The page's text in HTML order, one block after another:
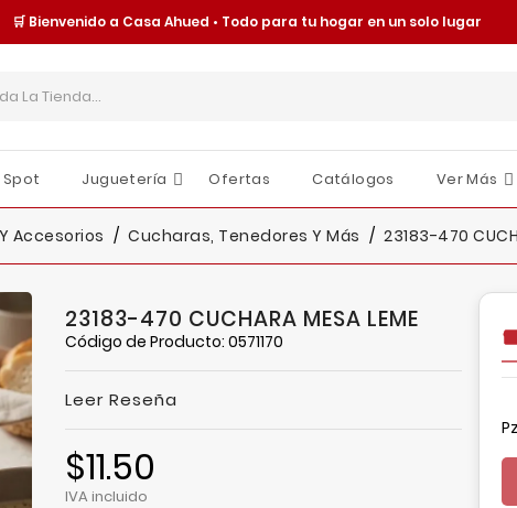
🛒 Bienvenido a Casa Ahued • Todo para tu hogar en un solo lugar
Spot Juguetería Ofertas Catálogos Ver Más
Accesorios Cucharas, Tenedores Y Más 23183-470
23183-470 CUCHARA MESA LEME
Código de Producto: 0571170
Leer Reseña
$11.50
IVA incluido
Pz